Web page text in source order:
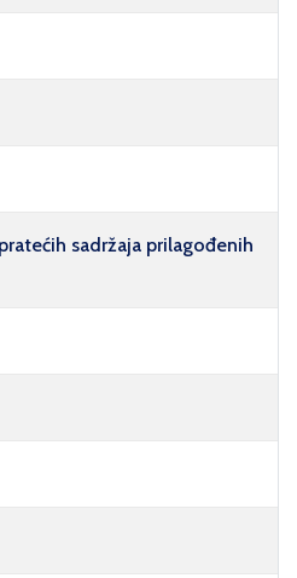
sadržaja prilagođenih